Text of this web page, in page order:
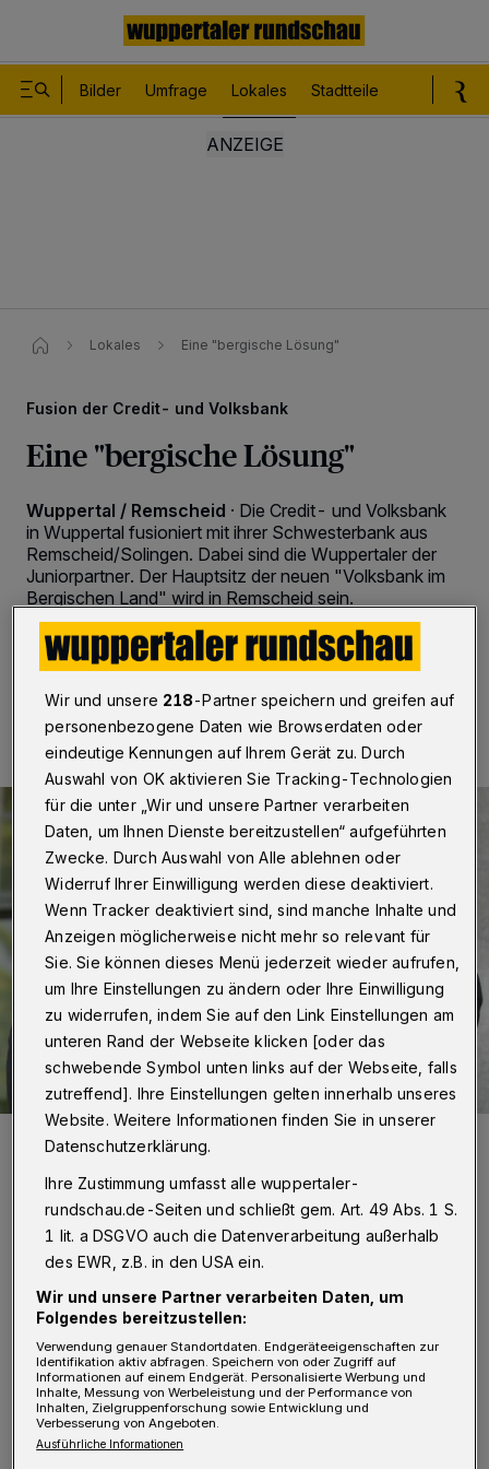
Bilder Umfrage Lokales Stadtteile
Lokales Eine "bergische Lösung"
Fusion der Credit- und Volksbank
Eine "bergische Lösung"
Wuppertal / Remscheid · Die Credit- und Volksbank
in Wuppertal fusioniert mit ihrer Schwesterbank aus
Remscheid/Solingen. Dabei sind die Wuppertaler der
Juniorpartner. Der Hauptsitz der neuen "Volksbank im
Bergischen Land" wird in Remscheid sein.
Andraes Otto (v. re.), daneben Hardy Burdach und Lutz Uwe
Foto: CVB
Von Hendrik Walder
D as ist angesichts der Größe der beiden
Genossenschaftsbanken nicht
Wir und unsere 218-Partner speichern und greifen auf
personenbezogene Daten wie Browserdaten oder
eindeutige Kennungen auf Ihrem Gerät zu. Durch
Auswahl von OK aktivieren Sie Tracking-Technologien
für die unter „Wir und unsere Partner verarbeiten
Daten, um Ihnen Dienste bereitzustellen“ aufgeführten
Zwecke. Durch Auswahl von Alle ablehnen oder
Widerruf Ihrer Einwilligung werden diese deaktiviert.
Wenn Tracker deaktiviert sind, sind manche Inhalte und
Anzeigen möglicherweise nicht mehr so relevant für
Sie. Sie können dieses Menü jederzeit wieder aufrufen,
um Ihre Einstellungen zu ändern oder Ihre Einwilligung
zu widerrufen, indem Sie auf den Link Einstellungen am
unteren Rand der Webseite klicken [oder das
schwebende Symbol unten links auf der Webseite, falls
zutreffend]. Ihre Einstellungen gelten innerhalb unseres
Website. Weitere Informationen finden Sie in unserer
Datenschutzerklärung.
Ihre Zustimmung umfasst alle wuppertaler-
rundschau.de-Seiten und schließt gem. Art. 49 Abs. 1 S.
1 lit. a DSGVO auch die Datenverarbeitung außerhalb
des EWR, z.B. in den USA ein.
Wir und unsere Partner verarbeiten Daten, um
Folgendes bereitzustellen:
Verwendung genauer Standortdaten. Endgeräteeigenschaften zur
Identifikation aktiv abfragen. Speichern von oder Zugriff auf
Informationen auf einem Endgerät. Personalisierte Werbung und
Inhalte, Messung von Werbeleistung und der Performance von
Inhalten, Zielgruppenforschung sowie Entwicklung und
Verbesserung von Angeboten.
Ausführliche Informationen